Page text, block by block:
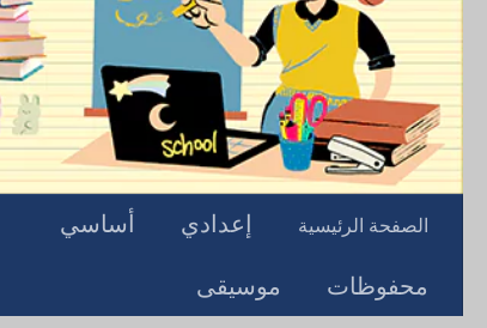
الصفحة الرئيسية إعدادي أساسي
محفوظات موسيقى